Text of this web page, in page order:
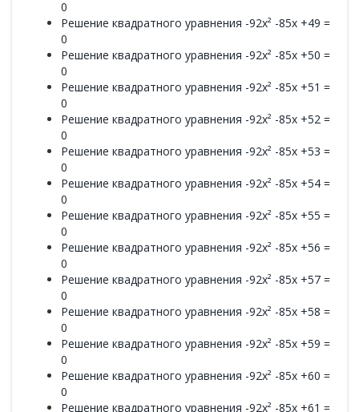
0
Решение квадратного уравнения -92x² -85x +49 =
0
Решение квадратного уравнения -92x² -85x +50 =
0
Решение квадратного уравнения -92x² -85x +51 =
0
Решение квадратного уравнения -92x² -85x +52 =
0
Решение квадратного уравнения -92x² -85x +53 =
0
Решение квадратного уравнения -92x² -85x +54 =
0
Решение квадратного уравнения -92x² -85x +55 =
0
Решение квадратного уравнения -92x² -85x +56 =
0
Решение квадратного уравнения -92x² -85x +57 =
0
Решение квадратного уравнения -92x² -85x +58 =
0
Решение квадратного уравнения -92x² -85x +59 =
0
Решение квадратного уравнения -92x² -85x +60 =
0
Решение квадратного уравнения -92x² -85x +61 =